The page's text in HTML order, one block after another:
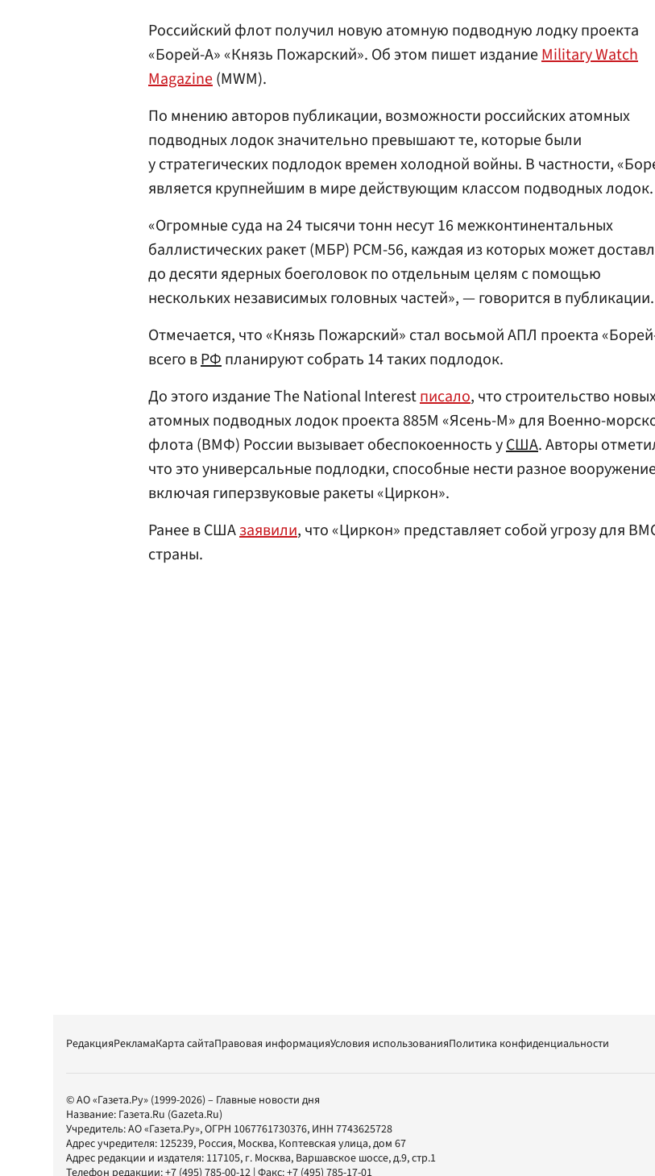
Российский флот получил новую атомную подводную лодку проекта
«Борей-А» «Князь Пожарский». Об этом пишет изданиеMilitary Watch
Magazine(MWM).
По мнению авторов публикации, возможности российских атомных
подводных лодок значительно превышают те, которые были
у стратегических подлодок времен холодной войны. В частности,
является крупнейшим в мире действующим классом подводных лодок.
«Огромные суда на 24 тысячи тонн несут 16 межконтинентальных
баллистических ракет (МБР) РСМ-56, каждая из которых может
до десяти ядерных боеголовок по отдельным целям с помощью
нескольких независимых головных частей», — говорится в публикации.
Отмечается, что «Князь Пожарский» стал восьмой АПЛ проекта
всего вРФпланируют собрать 14 таких подлодок.
До этого издание The National Interestписало, что строительство
атомных подводных лодок проекта 885М «Ясень-М» для Военно-
флота (ВМФ) России вызывает обеспокоенность уСША. Авторы
что это универсальные подлодки, способные нести разное
включая гиперзвуковые ракеты «Циркон».
Ранее в СШАзаявили, что «Циркон» представляет собой угрозу для
страны.
РедакцияРекламаКарта сайтаПравовая информацияУсловия использованияПолитика конфиденциальности
© АО «Газета.Ру» (1999-2026) – Главные новости дня
Название: Газета.Ru (Gazeta.Ru)
Учредитель:АО «Газета.Ру», ОГРН 1067761730376, ИНН 7743625728
Адрес учредителя: 125239, Россия, Москва, Коптевская улица, дом 67
Адрес редакции и издателя: 117105, г. Москва, Варшавское шоссе, д.9, стр.1
Телефон редакции:+7 (495) 785-00-12 | Факс:+7 (495) 785-17-01